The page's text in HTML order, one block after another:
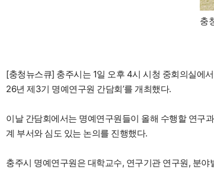
충
[충청뉴스큐] 충주시는 1일 오후 4시 시청 중회의실에
26년 제3기 명예연구원 간담회’를 개최했다.
이날 간담회에서는 명예연구원들이 올해 수행할 연구
계 부서와 심도 있는 논의를 진행했다.
충주시 명예연구원은 대학교수, 연구기관 연구원, 분